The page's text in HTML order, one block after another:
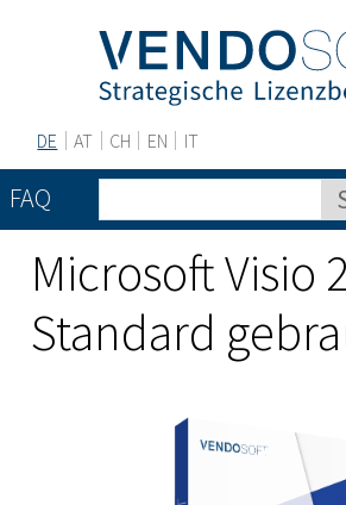
DE AT CH EN IT
FAQ
Microsoft Visio
Standard